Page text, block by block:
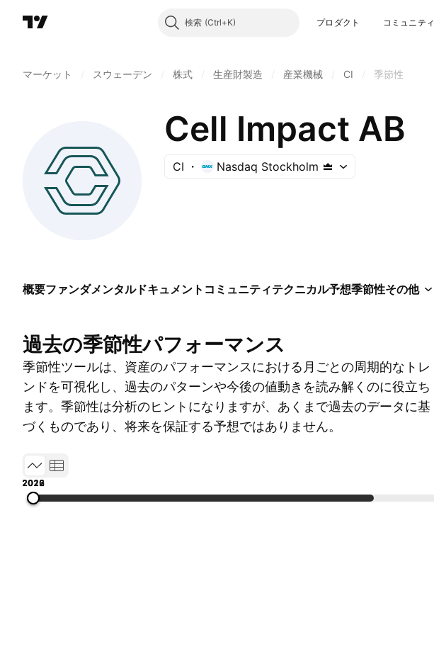
検索 プロダクト コミュニティ
マーケット スウェーデン 株式 生産財製造 産業機械 CI 季節性
Cell Impact AB
CI Nasdaq Stockholm
概要ファンダメンタルドキュメント コミュニティテクニカル予想季節性その他
過去の季節性パフォーマンス
季節性ツールは、資産のパフォーマンスにおける月ごとの周期的なトレ
ンドを可視化し、過去のパターンや今後の値動きを読み解くのに役立ち
ます。季節性は分析のヒントになりますが、あくまで過去のデータに基
づくものであり、将来を保証する予想ではありません。
2013
2016
2019
2022
2026